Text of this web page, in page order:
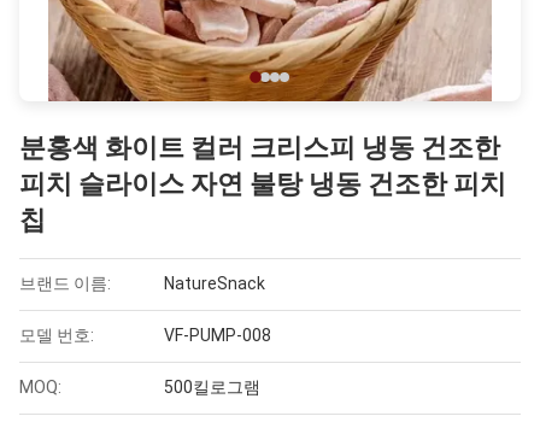
분홍색 화이트 컬러 크리스피 냉동 건조한
피치 슬라이스 자연 불탕 냉동 건조한 피치
칩
브랜드 이름: NatureSnack
모델 번호: VF-PUMP-008
MOQ: 500킬로그램